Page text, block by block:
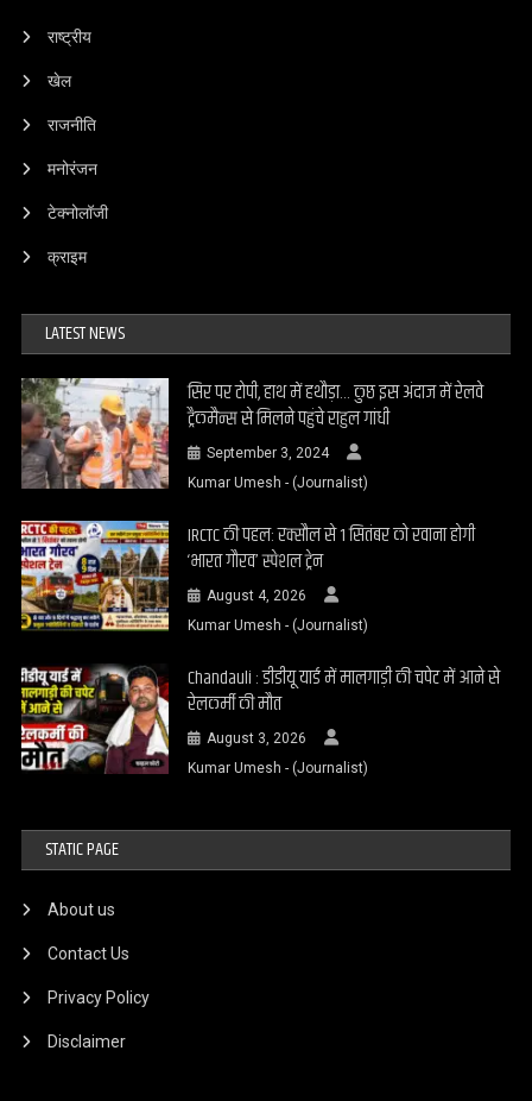
राष्ट्रीय
खेल
राजनीति
मनोरंजन
टेक्नोलॉजी
क्राइम
LATEST NEWS
सिर पर टोपी, हाथ में हथौड़ा… कुछ इस अंदाज में रेलवे
ट्रैकमैन्स से मिलने पहुंचे राहुल गांधी
September 3, 2024
Kumar Umesh - (Journalist)
IRCTC की पहल: रक्सौल से 1 सितंबर को रवाना होगी
‘भारत गौरव’ स्पेशल ट्रेन
August 4, 2026
Kumar Umesh - (Journalist)
Chandauli : डीडीयू यार्ड में मालगाड़ी की चपेट में आने से
रेलकर्मी की मौत
August 3, 2026
Kumar Umesh - (Journalist)
STATIC PAGE
About us
Contact Us
Privacy Policy
Disclaimer